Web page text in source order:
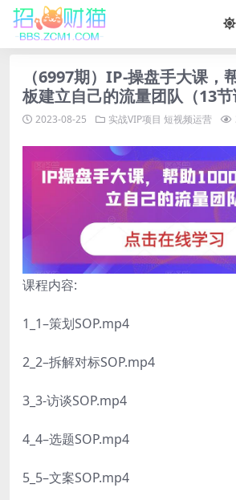
（6997期）IP-操盘手大课，
板建立自己的流量团队（13节
2023-08-25 实战VIP项目 短视频运营
课程内容:
1_1–策划SOP.mp4
2_2–拆解对标SOP.mp4
3_3-访谈SOP.mp4
4_4–选题SOP.mp4
5_5–文案SOP.mp4